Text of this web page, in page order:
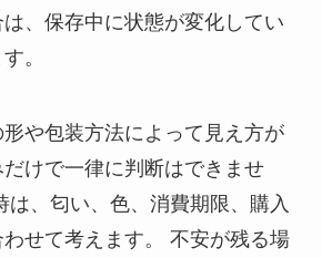
、保存中に状態が変化してい
。
や包装方法によって見え方が
けで一律に判断はできませ
は、匂い、色、消費期限、購入
せて考えます。 不安が残る場